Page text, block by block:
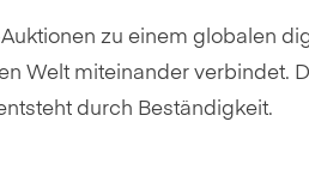
zu einem globalen
Welt miteinander verbindet.
durch Beständigkeit.